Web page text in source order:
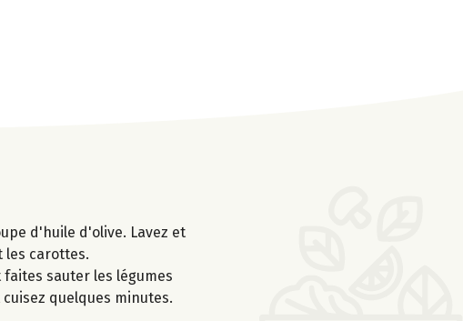
d'huile d'olive. Lavez et
les carottes.
sauter les légumes
quelques minutes.